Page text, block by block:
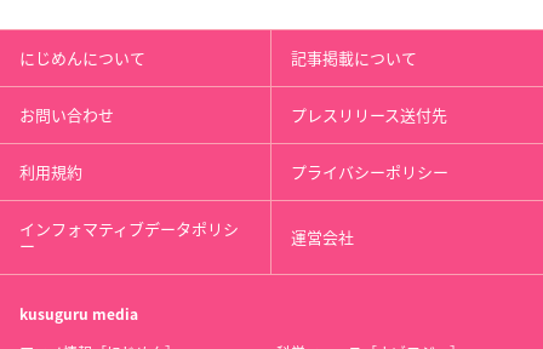
にじめんについて 記事掲載について
お問い合わせ プレスリリース送付先
利用規約 プライバシーポリシー
インフォマティブデータポリシ
ー 運営会社
kusuguru media